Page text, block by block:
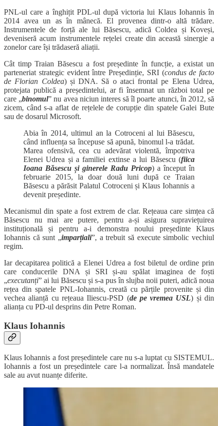
PNL-ul care a înghițit PDL-ul după victoria lui Klaus Iohannis în
2014 avea un as în mânecă. El provenea dintr-o altă trădare.
Instrumentele de forță ale lui Băsescu, adică Coldea și Koveși,
deveniseră acum instrumentele rețelei create din această sinergie a
zonelor care își trădaseră aliații.
Cât timp Traian Băsescu a fost președinte în funcție, a existat un
parteneriat strategic evident între Președinție, SRI (condus de facto
de Florian Coldea) și DNA. Să o ataci frontal pe Elena Udrea,
protejata publică a președintelui, ar fi însemnat un război total pe
care „binomul” nu avea niciun interes să îl poarte atunci, în 2012, să
zicem, când s-a aflat de rețelele de corupție din spatele Galei Bute
sau de dosarul Microsoft.
Abia în 2014, ultimul an la Cotroceni al lui Băsescu,
când influența sa începuse să apună, binomul l-a trădat.
Marea ofensivă, cea cu adevărat violentă, împotriva
Elenei Udrea și a familiei extinse a lui Băsescu (fiica
Ioana Băsescu și ginerele Radu Pricop) a început în
februarie 2015, la doar două luni după ce Traian
Băsescu a părăsit Palatul Cotroceni și Klaus Iohannis a
devenit președinte.
Mecanismul din spate a fost extrem de clar. Rețeaua care simțea că
Băsescu nu mai are putere, pentru a-și asigura supraviețuirea
instituțională și pentru a-i demonstra noului președinte Klaus
Iohannis că sunt „imparțiali”, a trebuit să execute simbolic vechiul
regim.
Iar decapitarea politică a Elenei Udrea a fost biletul de ordine prin
care conducerile DNA și SRI și-au spălat imaginea de foști
„executanți” ai lui Băsescu și s-a pus în slujba noii puteri, adică noua
rețea din spatele PNL-Iohannis, creată cu părțile provenite și din
vechea alianță cu rețeaua Iliescu-PSD (de pe vremea USL) și din
alianța cu PD-ul desprins din Petre Roman.
Klaus Iohannis
Klaus Iohannis a fost președintele care nu s-a luptat cu SISTEMUL.
Iohannis a fost un președintele care l-a normalizat. Însă mandatele
sale au avut nuanțe diferite.